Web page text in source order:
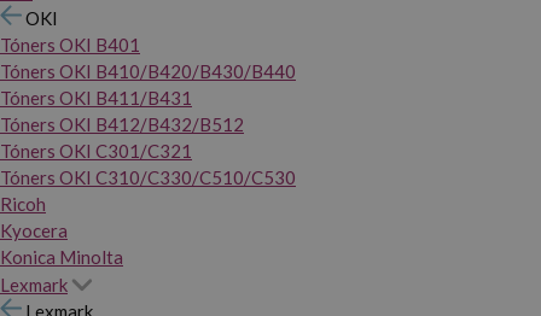
OKI
Tóners OKI B401
Tóners OKI B410/B420/B430/B440
Tóners OKI B411/B431
Tóners OKI B412/B432/B512
Tóners OKI C301/C321
Tóners OKI C310/C330/C510/C530
Ricoh
Kyocera
Konica Minolta
Lexmark
Lexmark